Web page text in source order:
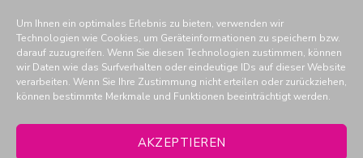
Um Ihnen ein optimales Erlebnis zu bieten, verwenden wir
Technologien wie Cookies, um Geräteinformationen zu speichern bzw.
darauf zuzugreifen. Wenn Sie diesen Technologien zustimmen, können
wir Daten wie das Surfverhalten oder eindeutige IDs auf dieser Website
verarbeiten. Wenn Sie Ihre Zustimmung nicht erteilen oder zurückziehen,
können bestimmte Merkmale und Funktionen beeinträchtigt werden.
AKZEPTIEREN
THOMSIT in den Social Media